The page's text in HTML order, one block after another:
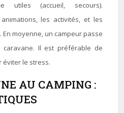
utiles (accueil, secours).
les activités, et les
En moyenne, un campeur passe
Il est préférable de
éviter le stress.
AU CAMPING :